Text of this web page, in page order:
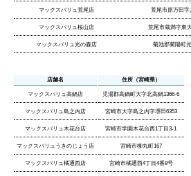
マックスバリュ荒尾店 荒尾市原万田字
マックスバリュ桜山店 荒尾市蔵満字東
マックスバリュ光の森店 菊池郡菊陽町
店舗名 住所（宮崎県）
マックスバリュ高鍋店 児湯郡高鍋町大字北高鍋1366-6
マックスバリュ島之内店 宮崎市大字島之内字堺田6353
マックスバリュ木花台店 宮崎市学園木花台西1丁目3-1
マックスバリュうきのじょう店 宮崎市柳丸町167
マックスバリュ橘通西店 宮崎市橘通西4丁目4番8号